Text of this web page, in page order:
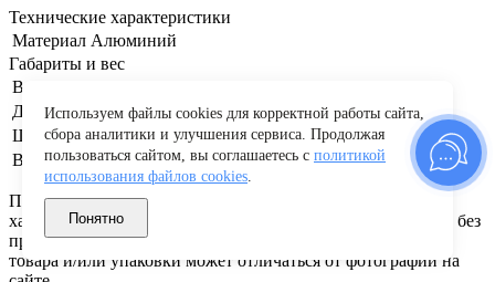
Технические характеристики
Материал Алюминий
Габариты и вес
Вес
Длина
92 см
Ширина 21 см
Высота
7 см
Производитель оставляет за собой право изменять
характеристики товара, его внешний вид и комплектацию без
предварительного уведомления продавца. Внешний вид
товара и/или упаковки может отличаться от фотографии на
Используем файлы cookies для корректной работы сайта,
сбора аналитики и улучшения сервиса. Продолжая
пользоваться сайтом, вы соглашаетесь с политикой
использования файлов cookies.
Понятно